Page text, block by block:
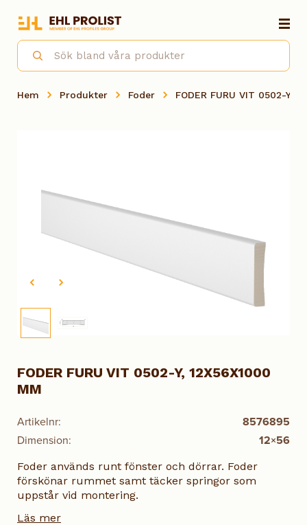
Hem Produkter Foder FODER FURU VIT 0502-Y,
Artikelnr:
8576895
Dimension:
12×56
FODER FURU VIT 0502-Y, 12X56X1000
MM
Foder används runt fönster och dörrar. Foder
förskönar rummet samt täcker springor som
uppstår vid montering.
Läs mer